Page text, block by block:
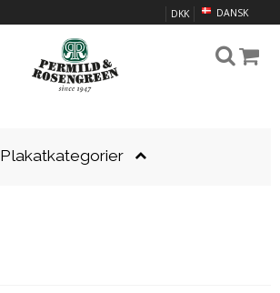
DANSK
DKK
Plakatkategorier